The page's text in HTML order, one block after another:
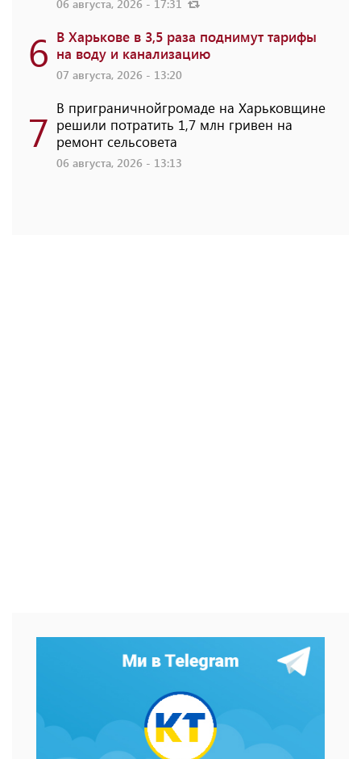
06 августа, 2026 - 17:31
6 В Харькове в 3,5 раза поднимут тарифы
на воду и канализацию
07 августа, 2026 - 13:20
7 В приграничнойгромаде на Харьковщине
решили потратить 1,7 млн ​​гривен на
ремонт сельсовета
06 августа, 2026 - 13:13